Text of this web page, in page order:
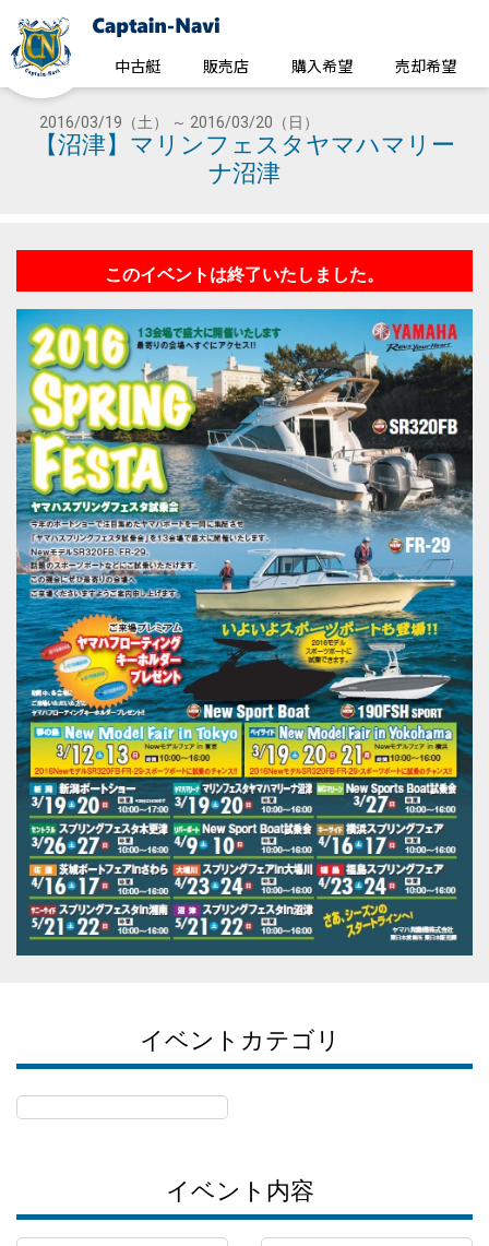
中古艇 販売店 購入希望 売却希望
2016/03/19（土） ～ 2016/03/20（日）
【沼津】マリンフェスタヤマハマリー
ナ沼津
このイベントは終了いたしました。
イベントカテゴリ
イベント内容